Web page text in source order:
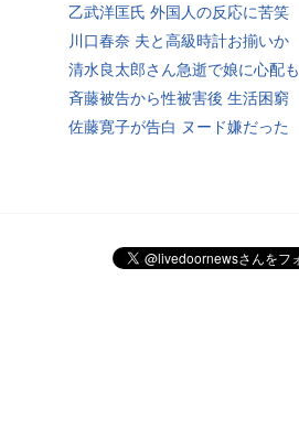
乙武洋匡氏 外国人の反応に苦笑
川口春奈 夫と高級時計お揃いか
清水良太郎さん急逝で娘に心配も
斉藤被告から性被害後 生活困窮
佐藤寛子が告白 ヌード嫌だった